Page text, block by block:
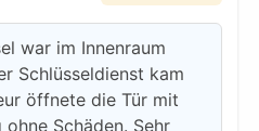
war im Innenraum
Schlüsseldienst kam
öffnete die Tür mit
Schäden. Sehr